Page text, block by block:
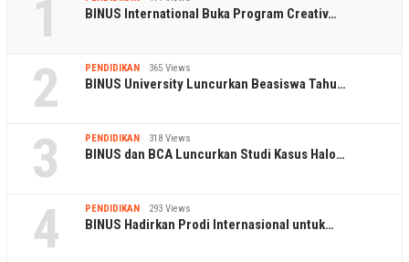
1 BINUS International Buka Program Creativ…
2 PENDIDIKAN 365 Views
BINUS University Luncurkan Beasiswa Tahu…
3 PENDIDIKAN 318 Views
BINUS dan BCA Luncurkan Studi Kasus Halo…
4 PENDIDIKAN 293 Views
BINUS Hadirkan Prodi Internasional untuk…